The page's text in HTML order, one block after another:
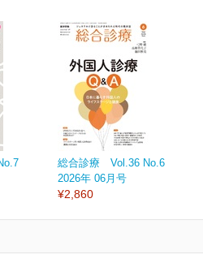
総合診療 Vol.36 No.6
2026年 06月号
¥2,860